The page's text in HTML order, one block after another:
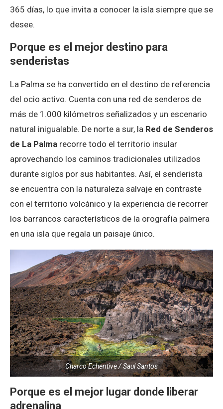
365 días, lo que invita a conocer la isla siempre que se
desee.
Porque es el mejor destino para
senderistas
La Palma se ha convertido en el destino de referencia
del ocio activo. Cuenta con una red de senderos de
más de 1.000 kilómetros señalizados y un escenario
natural inigualable. De norte a sur, la Red de Senderos
de La Palma recorre todo el territorio insular
aprovechando los caminos tradicionales utilizados
durante siglos por sus habitantes. Así, el senderista
se encuentra con la naturaleza salvaje en contraste
con el territorio volcánico y la experiencia de recorrer
los barrancos característicos de la orografía palmera
en una isla que regala un paisaje único.
Charco Echentive / Saul Santos
Porque es el mejor lugar donde liberar
adrenalina